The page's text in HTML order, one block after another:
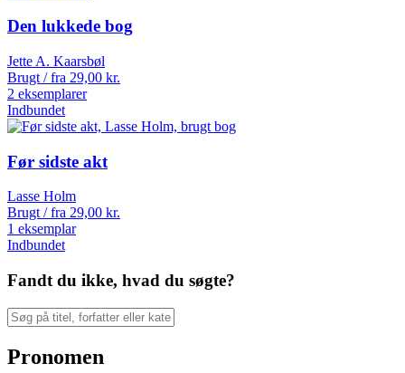
Den lukkede bog
Jette A. Kaarsbøl
Brugt / fra 29,00 kr.
2 eksemplarer
Indbundet
Før sidste akt
Lasse Holm
Brugt / fra 29,00 kr.
1 eksemplar
Indbundet
Fandt du ikke, hvad du søgte?
Pronomen